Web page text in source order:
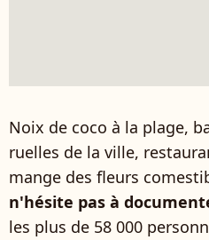
Noix de coco à la plage,
ruelles de la ville,
mange des fleurs
n'hésite pas à
les plus de 58 000